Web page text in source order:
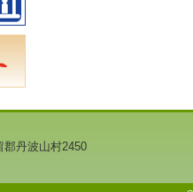
郡丹波山村2450